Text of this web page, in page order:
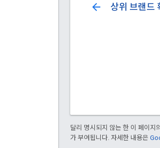
arrow_back 상위 브랜드
달리 명시되지 않는 한 이 페이지
가 부여됩니다. 자세한 내용은